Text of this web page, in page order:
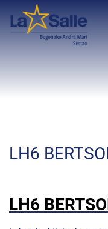
LH6
LH6